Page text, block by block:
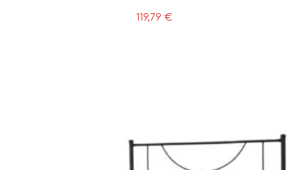
119,79 €